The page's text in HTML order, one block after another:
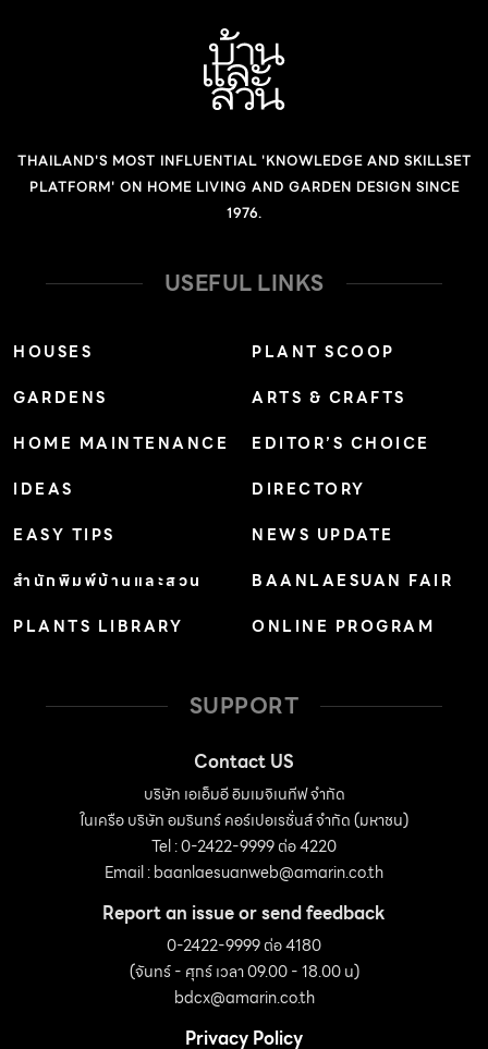
THAILAND'S MOST INFLUENTIAL 'KNOWLEDGE AND SKILLSET
PLATFORM' ON HOME LIVING AND GARDEN DESIGN SINCE
1976.
USEFUL LINKS
HOUSES
GARDENS
HOME MAINTENANCE
IDEAS
EASY TIPS
สำนักพิมพ์บ้านและสวน
PLANTS LIBRARY
PLANT SCOOP
ARTS & CRAFTS
EDITOR’S CHOICE
DIRECTORY
NEWS UPDATE
BAANLAESUAN FAIR
ONLINE PROGRAM
SUPPORT
Contact US
บริษัท เอเอ็มอี อิมเมจิเนทีฟ จำกัด
ในเครือ บริษัท อมรินทร์ คอร์เปอเรชั่นส์ จำกัด (มหาชน)
Tel : 0-2422-9999 ต่อ 4220
Email :baanlaesuanweb@amarin.co.th
Report an issue or send feedback
0-2422-9999 ต่อ 4180
(จันทร์ - ศุกร์ เวลา 09.00 - 18.00 น)
bdcx@amarin.co.th
Privacy Policy